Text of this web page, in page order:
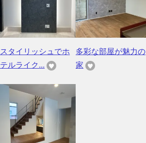
スタイリッシュでホ
テルライク...
多彩な部屋が魅力の
家